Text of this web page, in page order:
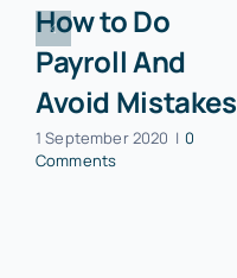
How to Do
Payroll And
Avoid Mistakes
1 September 2020 | 0
Comments